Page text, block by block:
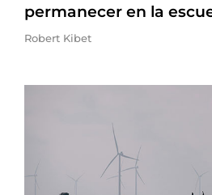
permanecer en la
Robert Kibet